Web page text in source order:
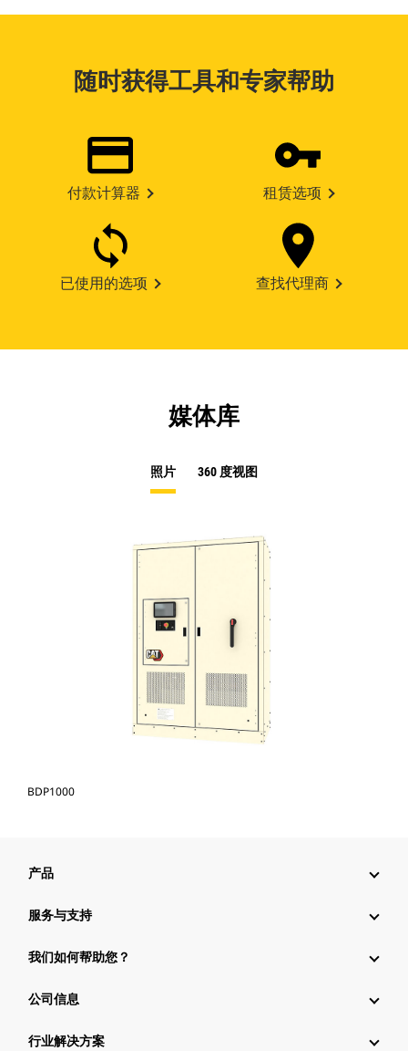
随时获得工具和专家帮助
付款计算器 租赁选项
已使用的选项 查找代理商
媒体库
照片 360 度视图
BDP1000
产品
服务与支持
我们如何帮助您？
公司信息
行业解决方案